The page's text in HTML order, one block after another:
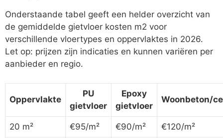
Onderstaande tabel geeft een helder overzicht van
de gemiddelde gietvloer kosten m2 voor
verschillende vloertypes en oppervlaktes in 2026.
Let op: prijzen zijn indicaties en kunnen variëren per
aanbieder en regio.
Oppervlakte
PU
gietvloer
Epoxy
gietvloer
Woonbeton/
20 m² €95/m² €90/m² €120/m²